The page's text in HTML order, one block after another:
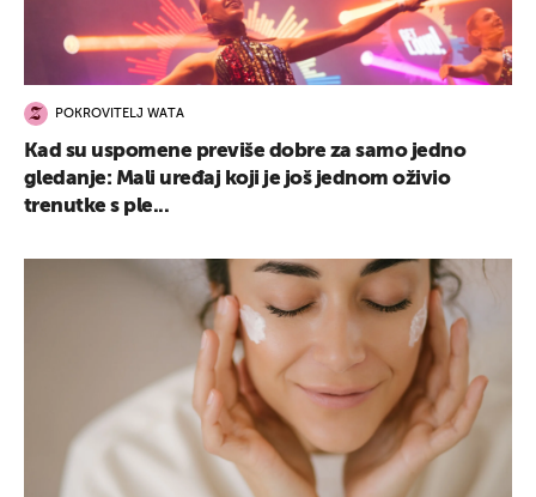
POKROVITELJ WATA
Kad su uspomene previše dobre za samo jedno
gledanje: Mali uređaj koji je još jednom oživio
trenutke s ple...